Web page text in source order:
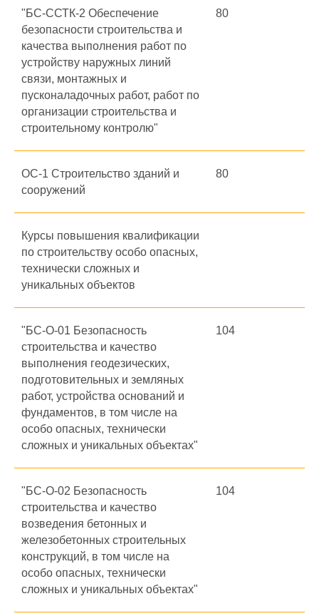
"БС-ССТК-2 Обеспечение
безопасности строительства и
качества выполнения работ по
устройству наружных линий
связи, монтажных и
пусконаладочных работ, работ по
организации строительства и
строительному контролю"
80
ОС-1 Строительство зданий и
сооружений
80
Курсы повышения квалификации
по строительству особо опасных,
технически сложных и
уникальных объектов
"БС-О-01 Безопасность
строительства и качество
выполнения геодезических,
подготовительных и земляных
работ, устройства оснований и
фундаментов, в том числе на
особо опасных, технически
сложных и уникальных объектах"
104
"БС-О-02 Безопасность
строительства и качество
возведения бетонных и
железобетонных строительных
конструкций, в том числе на
особо опасных, технически
сложных и уникальных объектах"
104